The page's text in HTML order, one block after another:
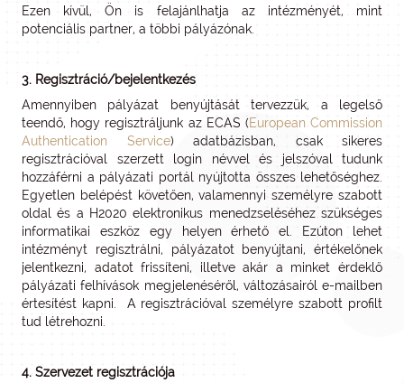
Ezen kívül, Ön is felajánlhatja az intézményét, mint
potenciális partner, a többi pályázónak.
3. Regisztráció/bejelentkezés
Amennyiben pályázat benyújtását tervezzük, a legelső
teendő, hogy regisztráljunk az ECAS (European Commission
Authentication Service) adatbázisban, csak sikeres
regisztrációval szerzett login névvel és jelszóval tudunk
hozzáférni a pályázati portál nyújtotta összes lehetőséghez.
Egyetlen belépést követően, valamennyi személyre szabott
oldal és a H2020 elektronikus menedzseléséhez szükséges
informatikai eszköz egy helyen érhető el. Ezúton lehet
intézményt regisztrálni, pályázatot benyújtani, értékelőnek
jelentkezni, adatot frissíteni, illetve akár a minket érdeklő
pályázati felhívások megjelenéséről, változásairól e-mailben
értesítést kapni. A regisztrációval személyre szabott profilt
tud létrehozni.
4. Szervezet regisztrációja